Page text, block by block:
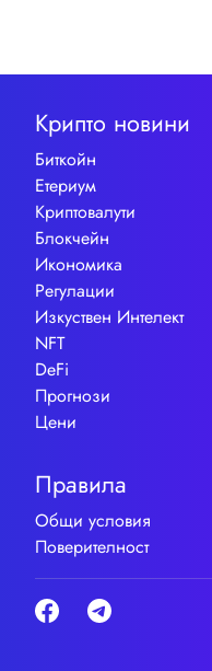
Крипто новини
Биткойн
Етериум
Криптовалути
Блокчейн
Икономика
Регулации
Изкуствен Интелект
NFT
DeFi
Прогнози
Цени
Правила
Общи условия
Поверителност